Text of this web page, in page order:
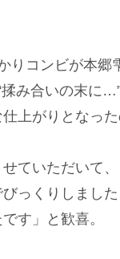
コンビが本郷
み合いの末に
上がりとなっ
ていただいて
っくりしまし
す」と歓喜。